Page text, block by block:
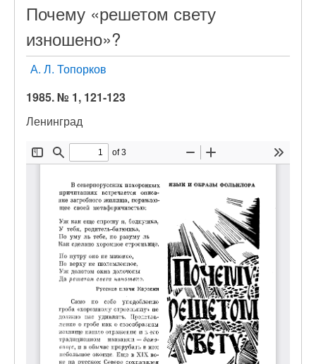
Почему «решетом свету
изношено»?
А. Л. Топорков
1985. № 1, 121-123
Ленинград